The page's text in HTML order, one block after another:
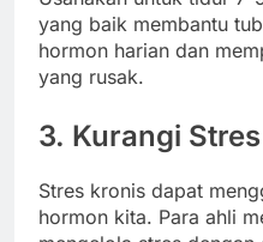
yang baik membantu
hormon harian dan
yang rusak.
3. Kurangi Stres
Stres kronis dapat
hormon kita. Para ahli